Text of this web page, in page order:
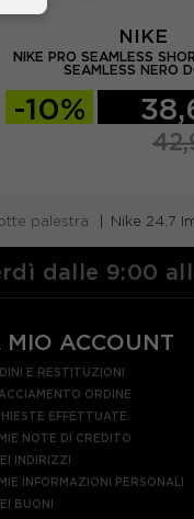
NIKE
NIKE PRO SEAMLESS
SEAMLESS NERO
-10%
palestra Nike 24.7
dalle 9:00
MIO ACCOUNT
E RESTITUZIONI
ORDINE
EFFETTUATE
MIE NOTE DI CREDITO
INDIRIZZI
MIE INFORMAZIONI PERSONALI
BUONI